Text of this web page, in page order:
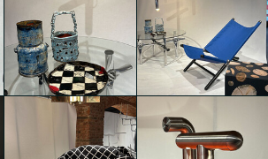
Galerie Zippenfenig
presenta Vienna Vibes
Isabella Erika
Schmalzbauer
Galerie Zippenfenig
presenta Vienna Vibes
Isabella Erika
Schmalzbauer